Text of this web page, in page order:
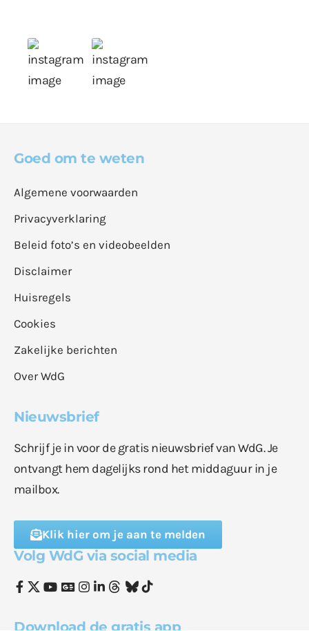
Goed om te weten
Algemene voorwaarden
Privacyverklaring
Beleid foto’s en videobeelden
Disclaimer
Huisregels
Cookies
Zakelijke berichten
Over WdG
Nieuwsbrief
Schrijf je in voor de gratis nieuwsbrief van WdG. Je
ontvangt hem dagelijks rond het middaguur in je
mailbox.
Klik hier om je aan te melden
Volg WdG via social media
Download de gratis app